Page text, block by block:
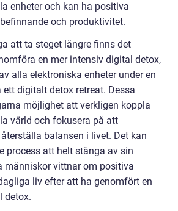
enheter och kan ha positiva
och produktivitet.
att ta steget längre finns det
en mer intensiv digital detox,
alla elektroniska enheter under en
ett digitalt detox retreat. Dessa
möjlighet att verkligen koppla
värld och fokusera på att
balansen i livet. Det kan
process att helt stänga av sin
människor vittnar om positiva
liv efter att ha genomfört en
detox.